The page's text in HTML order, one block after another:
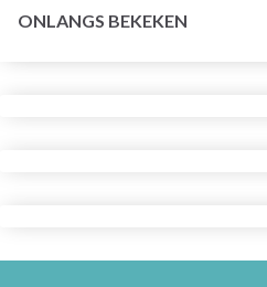
ONLANGS BEKEKEN